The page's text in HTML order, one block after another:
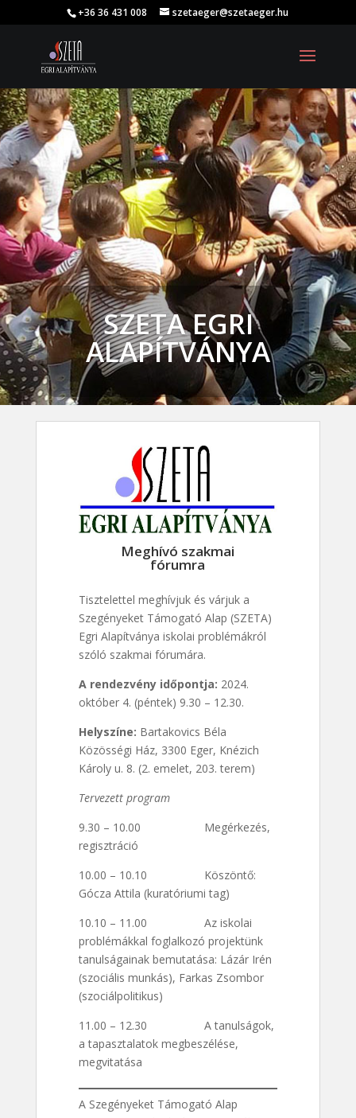
+36 36 431 008 szetaeger@szetaeger.hu
SZETA EGRI
ALAPÍTVÁNYA
Meghívó szakmai
fórumra
Tisztelettel meghívjuk és várjuk a
Szegényeket Támogató Alap (SZETA)
Egri Alapítványa iskolai problémákról
szóló szakmai fórumára.
A rendezvény időpontja: 2024.
október 4. (péntek) 9.30 – 12.30.
Helyszíne: Bartakovics Béla
Közösségi Ház, 3300 Eger, Knézich
Károly u. 8. (2. emelet, 203. terem)
Tervezett program
9.30 – 10.00 Megérkezés,
regisztráció
10.00 – 10.10 Köszöntő:
Gócza Attila (kuratóriumi tag)
10.10 – 11.00 Az iskolai
problémákkal foglalkozó projektünk
tanulságainak bemutatása: Lázár Irén
(szociális munkás), Farkas Zsombor
(szociálpolitikus)
11.00 – 12.30 A tanulságok,
a tapasztalatok megbeszélése,
megvitatása
A Szegényeket Támogató Alap